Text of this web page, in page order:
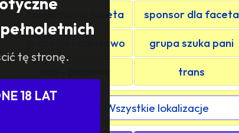
tę stronę.
18 LAT
zasponsoruj faceta sponsor dla faceta
grupowo i odlotowo grupa szuka pani
trans
/ kraju: